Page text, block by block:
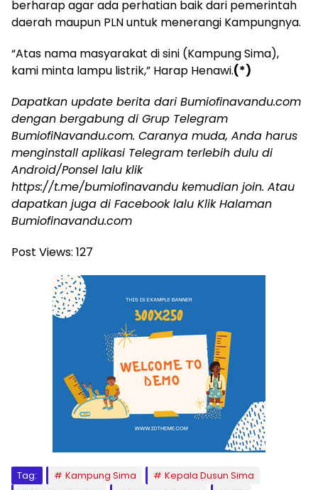
berharap agar ada perhatian baik dari pemerintah
daerah maupun PLN untuk menerangi Kampungnya.
“Atas nama masyarakat di sini (Kampung Sima),
kami minta lampu listrik,” Harap Henawi.(*)
Dapatkan update berita dari Bumiofinavandu.com
dengan bergabung di Grup Telegram
BumiofiNavandu.com. Caranya muda, Anda harus
menginstall aplikasi Telegram terlebih dulu di
Android/Ponsel lalu klik
https://t.me/bumiofinavandu kemudian join. Atau
dapatkan juga di Facebook lalu Klik Halaman
Bumiofinavandu.com
Post Views: 127
Tag: Kampung Sima
Kepala Dusun Sima